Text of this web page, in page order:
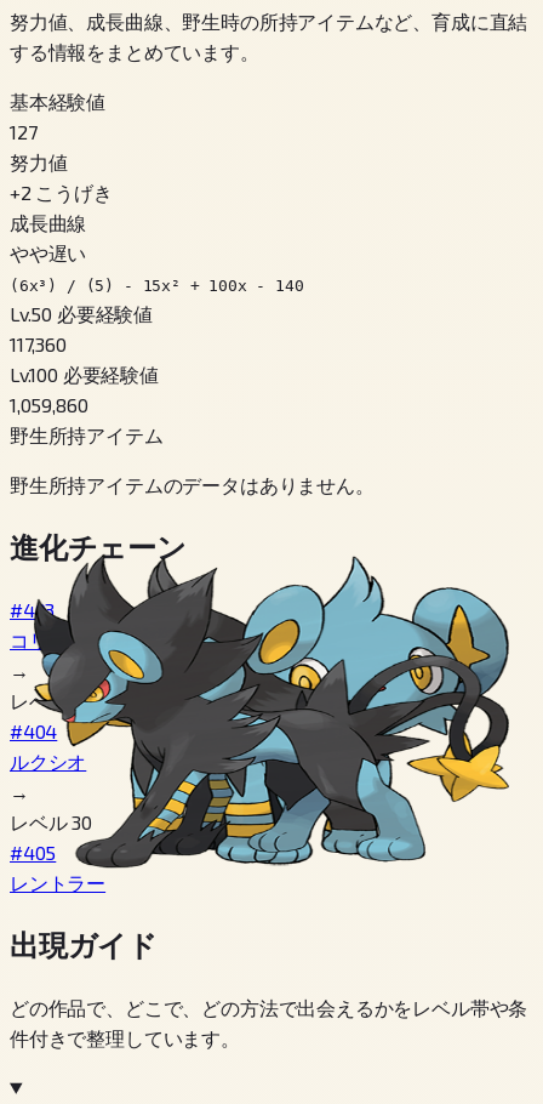
努力値、成長曲線、野生時の所持アイテムなど、育成に直結
する情報をまとめています。
基本経験値
127
努力値
+2 こうげき
成長曲線
やや遅い
(6x³) / (5) - 15x² + 100x - 140
Lv.50 必要経験値
117,360
Lv.100 必要経験値
1,059,860
野生所持アイテム
野生所持アイテムのデータはありません。
進化チェーン
#403
コリンク
→
レベル 15
#404
ルクシオ
→
レベル 30
#405
レントラー
出現ガイド
どの作品で、どこで、どの方法で出会えるかをレベル帯や条
件付きで整理しています。